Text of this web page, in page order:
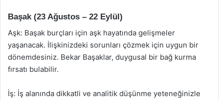
Başak (23 Ağustos – 22 Eylül)
Aşk: Başak burçları için aşk hayatında gelişmeler
yaşanacak. İlişkinizdeki sorunları çözmek için uygun bir
dönemdesiniz. Bekar Başaklar, duygusal bir bağ kurma
fırsatı bulabilir.
İş: İş alanında dikkatli ve analitik düşünme yeteneğinizle